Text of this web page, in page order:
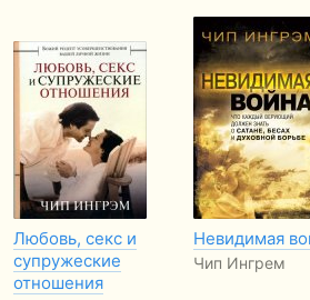
Любовь, секс и
супружеские
отношения
Невидимая
Чип Ингрем